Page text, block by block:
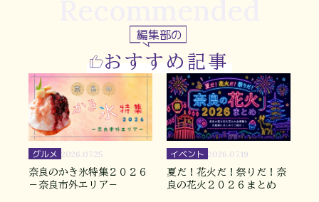
編集部の
おすすめ記事
グルメ 2026.07.25
奈良のかき氷特集２０２６
－奈良市外エリア－
イベント 2026.07.19
夏だ！花火だ！祭りだ！奈
良の花火２０２６まとめ